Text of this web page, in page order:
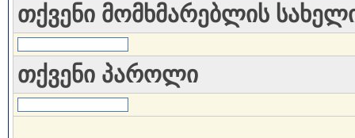
თქვენი მომხმარებლის
თქვენი პაროლი